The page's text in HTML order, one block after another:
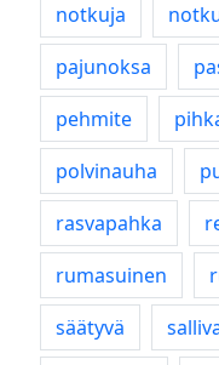
notkuja
pajunoksa
pehmite
polvinauha
rasvapahka
rumasuinen
säätyvä